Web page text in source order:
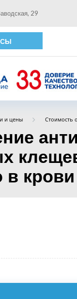
29
и цены Стоимость
крови